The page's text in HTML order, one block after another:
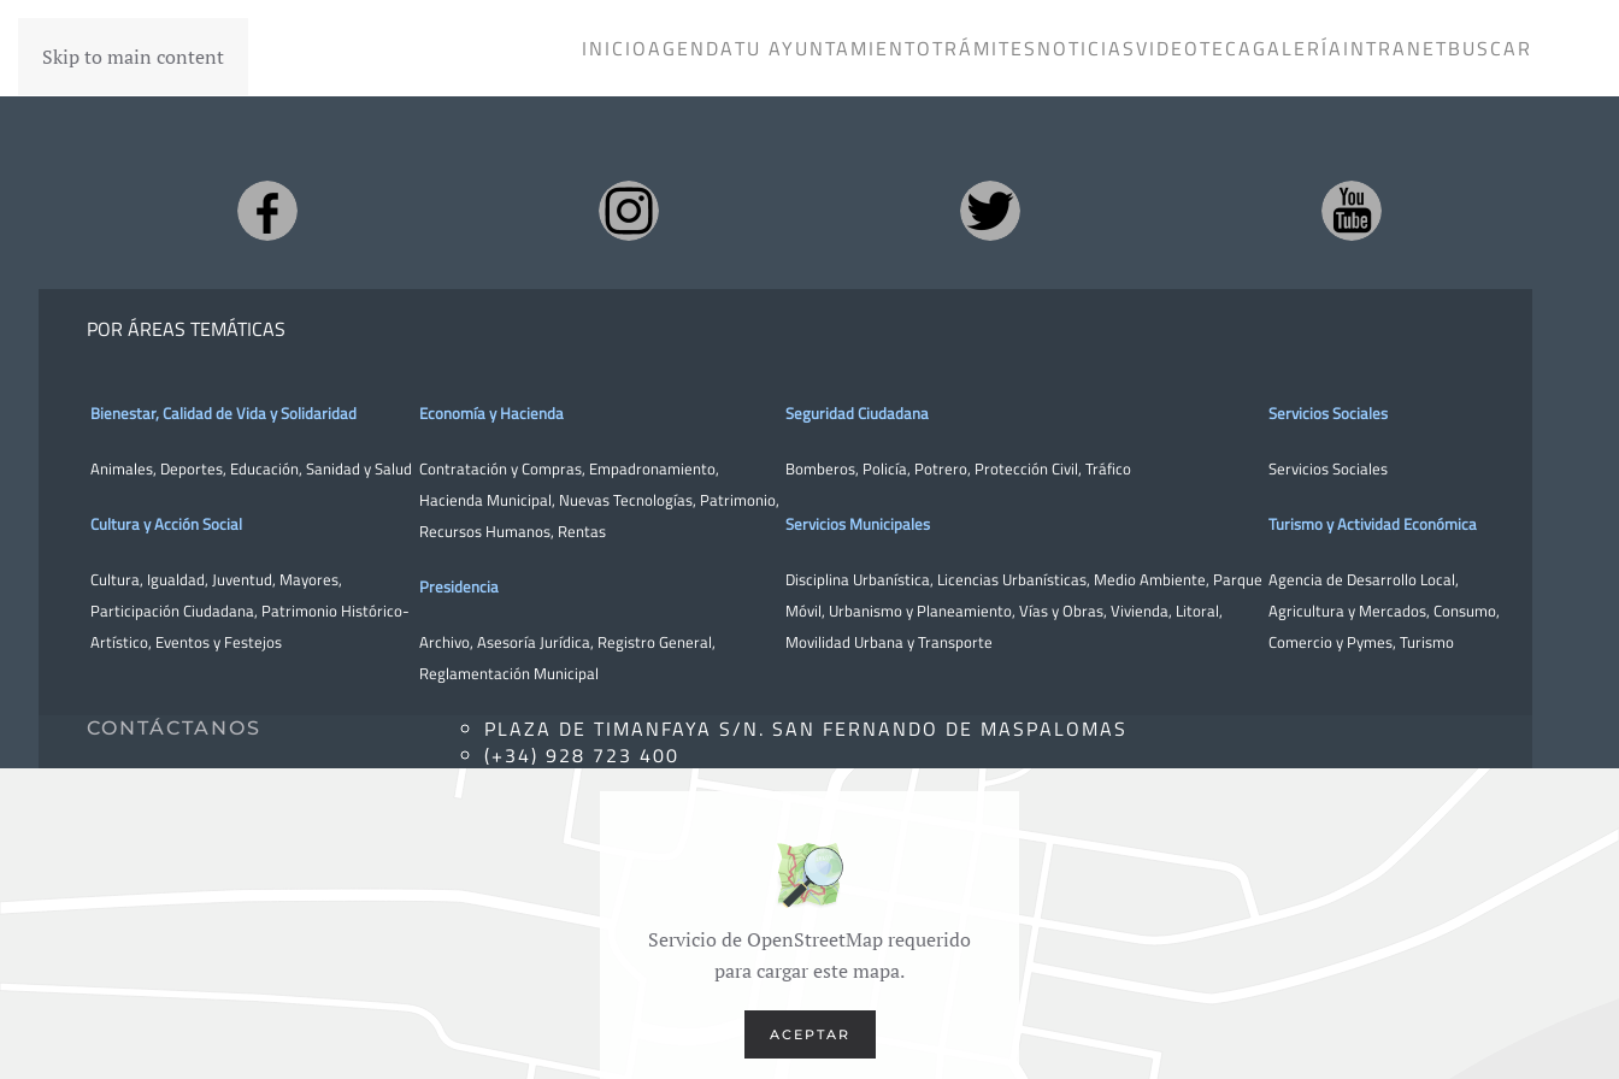
Skip to main content INICIOAGENDATU AYUNTAMIENTOTRÁMITESNOTICIASVIDEOTECAGALERÍAINTRANETBUSCAR
POR ÁREAS TEMÁTICAS
Bienestar, Calidad de Vida y Solidaridad
Animales, Deportes, Educación, Sanidad y Salud
Cultura y Acción Social
Cultura, Igualdad, Juventud, Mayores,
Participación Ciudadana, Patrimonio Histórico-
Artístico, Eventos y Festejos
Economía y Hacienda
Contratación y Compras, Empadronamiento,
Hacienda Municipal, Nuevas Tecnologías, Patrimonio,
Recursos Humanos, Rentas
Presidencia
Archivo, Asesoría Jurídica, Registro General,
Reglamentación Municipal
Seguridad Ciudadana
Bomberos, Policía, Potrero, Protección Civil, Tráfico
Servicios Municipales
Disciplina Urbanística, Licencias Urbanísticas, Medio Ambiente, Parque
Móvil, Urbanismo y Planeamiento, Vías y Obras, Vivienda, Litoral,
Movilidad Urbana y Transporte
Servicios Sociales
Servicios Sociales
Turismo y Actividad Económica
Agencia de Desarrollo Local,
Agricultura y Mercados, Consumo,
Comercio y Pymes, Turismo
CONTÁCTANOS
PLAZA DE TIMANFAYA S/N. SAN FERNANDO DE MASPALOMAS
(+34) 928 723 400
Servicio de OpenStreetMap requerido
para cargar este mapa.
ACEPTAR